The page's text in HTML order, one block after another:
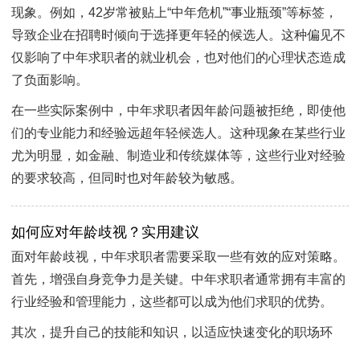
现象。例如，42岁常被贴上“中年危机”“事业瓶颈”等标签，
导致企业在招聘时倾向于选择更年轻的候选人。这种偏见不
仅影响了中年求职者的就业机会，也对他们的心理状态造成
了负面影响。
在一些实际案例中，中年求职者因年龄问题被拒绝，即使他
们的专业能力和经验远超年轻候选人。这种现象在某些行业
尤为明显，如金融、制造业和传统媒体等，这些行业对经验
的要求较高，但同时也对年龄较为敏感。
如何应对年龄歧视？实用建议
面对年龄歧视，中年求职者需要采取一些有效的应对策略。
首先，增强自身竞争力是关键。中年求职者通常拥有丰富的
行业经验和管理能力，这些都可以成为他们求职的优势。
其次，提升自己的技能和知识，以适应快速变化的职场环